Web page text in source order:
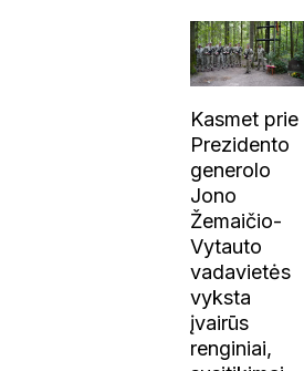
Kasmet prie
Prezidento
generolo
Jono
Žemaičio-
Vytauto
vadavietės
vyksta
įvairūs
renginiai,